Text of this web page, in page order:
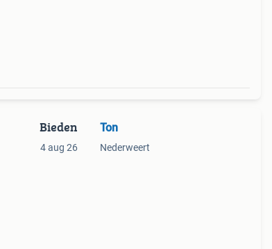
Bieden
4 aug 26
Ton
Nederweert